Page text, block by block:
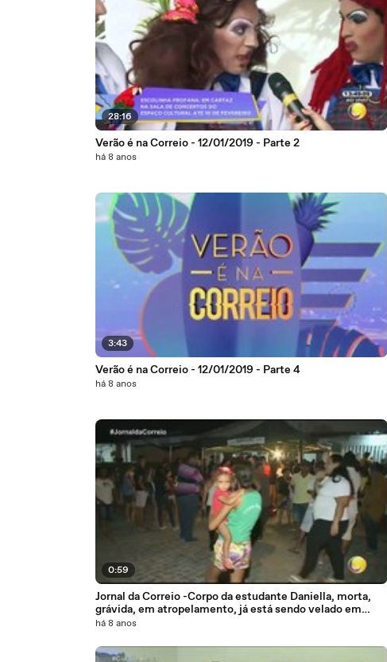
28:16
Verão é na Correio - 12/01/2019 - Parte 2
há 8 anos
3:43
Verão é na Correio - 12/01/2019 - Parte 4
há 8 anos
0:59
Jornal da Correio -Corpo da estudante Daniella, morta,
grávida, em atropelamento, já está sendo velado em
Bayeux
há 8 anos